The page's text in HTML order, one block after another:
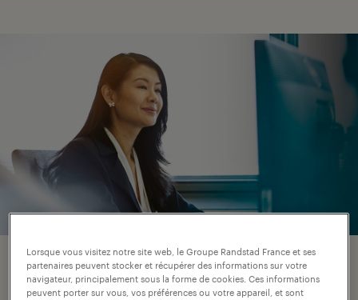
ce que nous faisons.
Lorsque vous visitez notre site web, le Groupe Randstad France et ses
partenaires peuvent stocker et récupérer des informations sur votre
navigateur, principalement sous la forme de cookies. Ces informations
peuvent porter sur vous, vos préférences ou votre appareil, et sont